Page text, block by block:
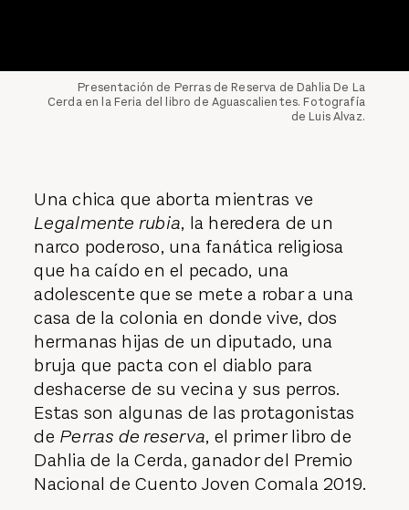
Presentación de Perras de Reserva de Dahlia De La
Cerda en la Feria del libro de Aguascalientes. Fotografía
de Luis Alvaz.
Una chica que aborta mientras ve
Legalmente rubia, la heredera de un
narco poderoso, una fanática religiosa
que ha caído en el pecado, una
adolescente que se mete a robar a una
casa de la colonia en donde vive, dos
hermanas hijas de un diputado, una
bruja que pacta con el diablo para
deshacerse de su vecina y sus perros.
Estas son algunas de las protagonistas
de Perras de reserva, el primer libro de
Dahlia de la Cerda, ganador del Premio
Nacional de Cuento Joven Comala 2019.